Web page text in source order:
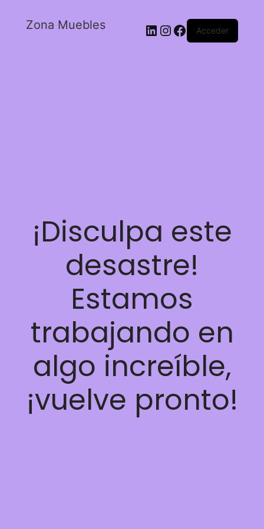
Zona Muebles Acceder
¡Disculpa este
desastre!
Estamos
trabajando en
algo increíble,
¡vuelve pronto!